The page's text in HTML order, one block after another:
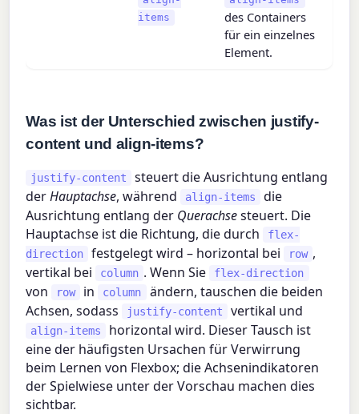
items
des Containers
für ein einzelnes
Element.
Was ist der Unterschied zwischen justify-
content und align-items?
justify-content
steuert die Ausrichtung entlang
derHauptachse, während align-items
die
Ausrichtung entlang der Querachsesteuert. Die
Hauptachse ist die Richtung, die durch
flex-
direction
festgelegt wird – horizontal bei row ,
vertikal bei
column . Wenn Sie flex-direction
von row in column
ändern, tauschen die beiden
Achsen, sodass
justify-content vertikal und
align-items
horizontal wird. Dieser Tausch ist
eine der häufigsten Ursachen für Verwirrung
beim Lernen von Flexbox; die Achsenindikatoren
der Spielwiese unter der Vorschau machen dies
sichtbar.